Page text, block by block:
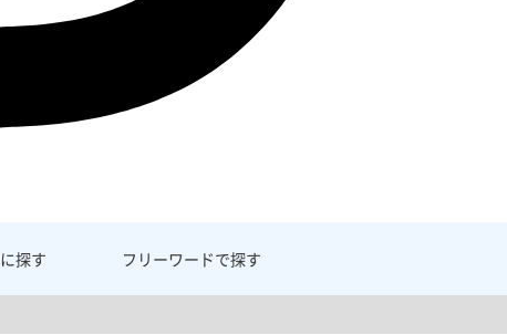
に探す フリーワードで探す